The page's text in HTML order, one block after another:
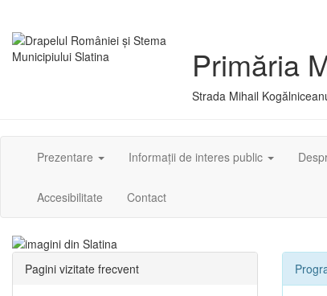
Primăria
Strada Mihail
Prezentare Informații de interes public
Accesibilitate Contact
Pagini vizitate frecvent